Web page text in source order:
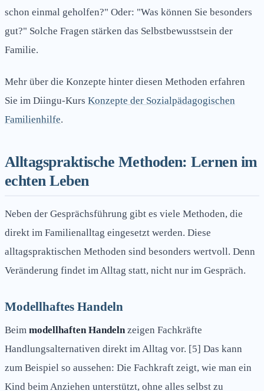
schon einmal geholfen?" Oder: "Was können Sie besonders
gut?" Solche Fragen stärken das Selbstbewusstsein der
Familie.
Mehr über die Konzepte hinter diesen Methoden erfahren
Sie im Diingu-Kurs Konzepte der Sozialpädagogischen
Familienhilfe.
Alltagspraktische Methoden: Lernen im
echten Leben
Neben der Gesprächsführung gibt es viele Methoden, die
direkt im Familienalltag eingesetzt werden. Diese
alltagspraktischen Methoden sind besonders wertvoll. Denn
Veränderung findet im Alltag statt, nicht nur im Gespräch.
Modellhaftes Handeln
Beim modellhaften Handelnzeigen Fachkräfte
Handlungsalternativen direkt im Alltag vor. [5] Das kann
zum Beispiel so aussehen: Die Fachkraft zeigt, wie man ein
Kind beim Anziehen unterstützt, ohne alles selbst zu